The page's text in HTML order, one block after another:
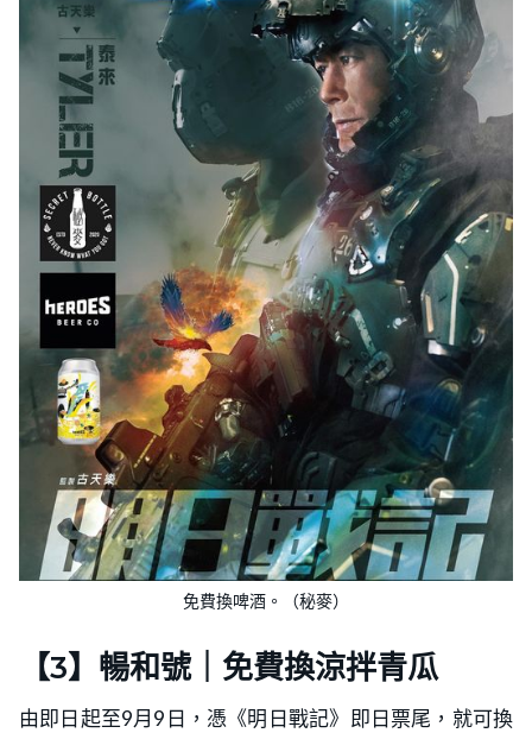
免費換啤酒。（秘麥）
【3】暢和號｜免費換涼拌青瓜
由即日起至9月9日，憑《明日戰記》即日票尾，就可換